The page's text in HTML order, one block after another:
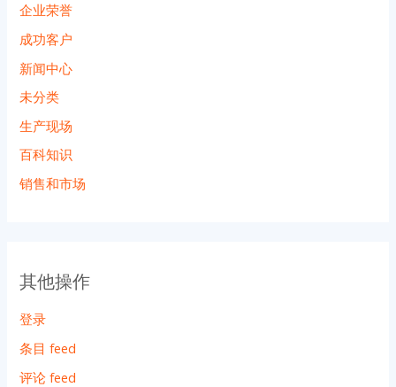
企业荣誉
成功客户
新闻中心
未分类
生产现场
百科知识
销售和市场
其他操作
登录
条目 feed
评论 feed